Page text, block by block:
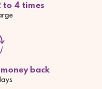
to 4 times
back